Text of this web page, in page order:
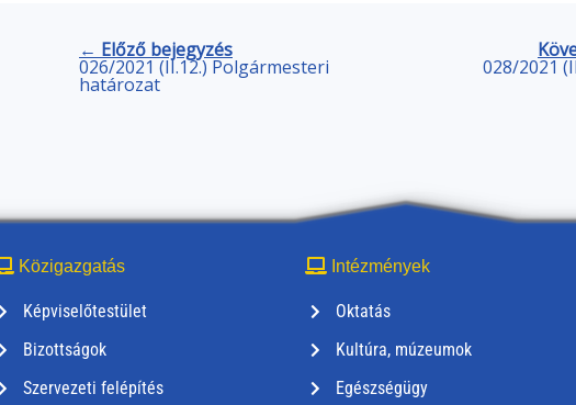
← Előző bejegyzés
026/2021 (II.12.) Polgármesteri
határozat
028/2021
Közigazgatás
Képviselőtestület
Bizottságok
Szervezeti felépítés
Intézmények
Oktatás
Kultúra, múzeumok
Egészségügy